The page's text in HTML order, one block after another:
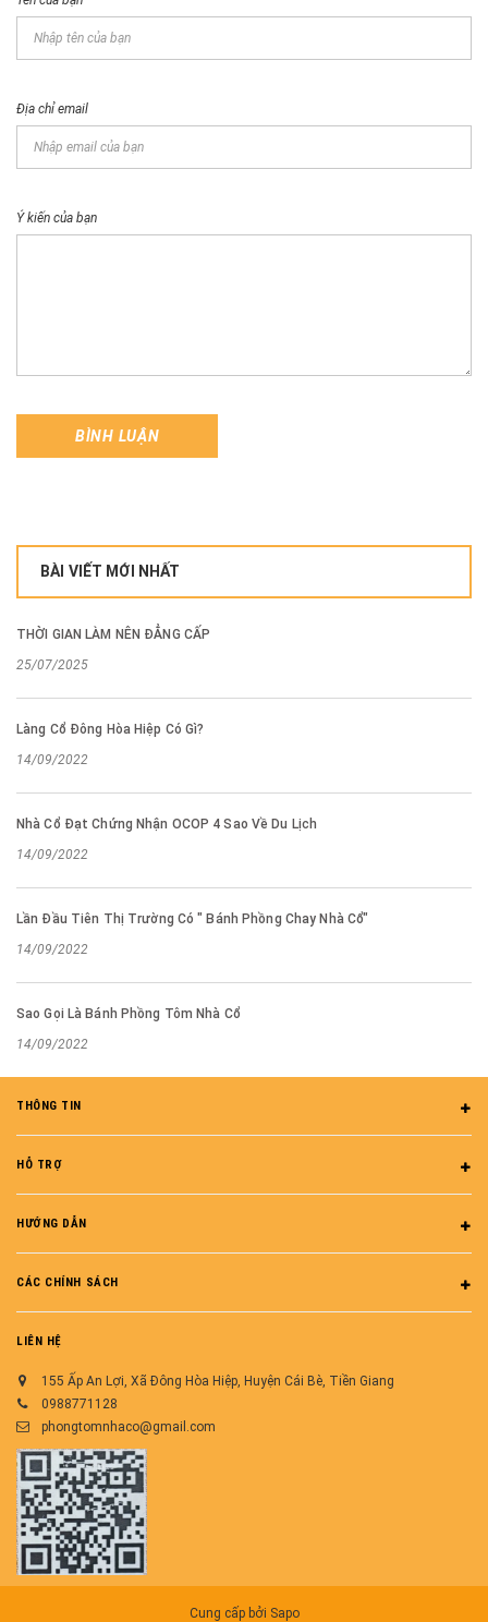
Địa chỉ email
Ý kiến của bạn
BÌNH LUẬN
BÀI VIẾT MỚI NHẤT
THỜI GIAN LÀM NÊN ĐẲNG CẤP
25/07/2025
Làng Cổ Đông Hòa Hiệp Có Gì?
14/09/2022
Nhà Cổ Đạt Chứng Nhận OCOP 4 Sao Về Du Lịch
14/09/2022
Lần Đầu Tiên Thị Trường Có " Bánh Phồng Chay Nhà Cổ"
14/09/2022
Sao Gọi Là Bánh Phồng Tôm Nhà Cổ
14/09/2022
THÔNG TIN
HỖ TRỢ
HƯỚNG DẪN
CÁC CHÍNH SÁCH
LIÊN HỆ
155 Ấp An Lợi, Xã Đông Hòa Hiệp, Huyện Cái Bè, Tiền Giang
0988771128
phongtomnhaco@gmail.com
Cung cấp bởi Sapo